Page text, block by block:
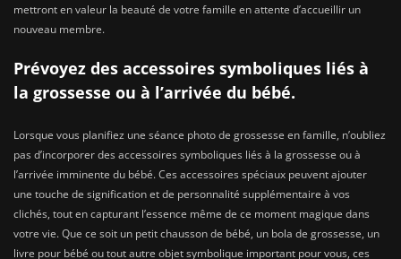
mettront en valeur la beauté de votre famille en attente d’accueillir un
nouveau membre.
Prévoyez des accessoires symboliques liés à
la grossesse ou à l’arrivée du bébé.
Lorsque vous planifiez une séance photo de grossesse en famille, n’oubliez
pas d’incorporer des accessoires symboliques liés à la grossesse ou à
l’arrivée imminente du bébé. Ces accessoires spéciaux peuvent ajouter
une touche de signification et de personnalité supplémentaire à vos
clichés, tout en capturant l’essence même de ce moment magique dans
votre vie. Que ce soit un petit chausson de bébé, un bola de grossesse, un
livre pour bébé ou tout autre objet symbolique important pour vous, ces